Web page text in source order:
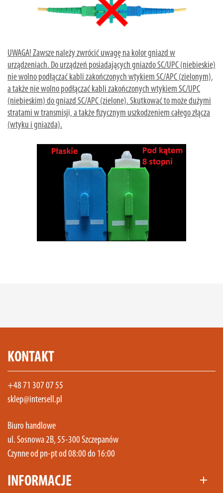
UWAGA! Zawsze należy zwrócić uwagę na kolor gniazd w
urządzeniach. Do urządzeń posiadających gniazdo SC/UPC (niebieskie)
nie wolno podłączać kabli zakończonych wtykiem SC/APC (zielonym),
a także nie wolno podłączać kabli zakończonych wtykiem SC/UPC
(niebieskim) do gniazd SC/APC (zielone). Skutkować to może dużymi
stratami w transmisji, a także fizycznym uszkodzeniem całego złącza
(wtyku i gniazda).
KONTAKT
+48 71 307 07 55
sklep@intersell.pl
Biuro handlowe
ul. Sosnowa 2B, 55-300 Szczepanów
Czynne od pn-pt od 08:00 do 16:00
INFORMACJE add